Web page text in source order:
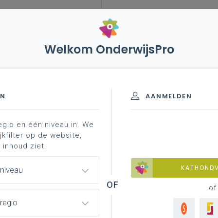
vlaamsgezinde, rechtse studentenverenigingen aan
rechtse
actuele vraag zag binnenlopen, was mijn eerste
Filip Brusselmans het in deze contreien beladen
Welkom OnderwijsPro
AANMELDEN
of
en één niveau in. We
op de website,
ziet.